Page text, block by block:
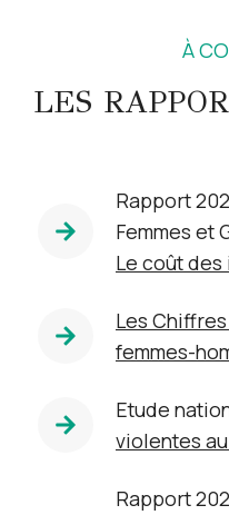
À
LES
Rapport
Femmes et
Le coût
Les
femmes-
Etude
violentes
Rapport